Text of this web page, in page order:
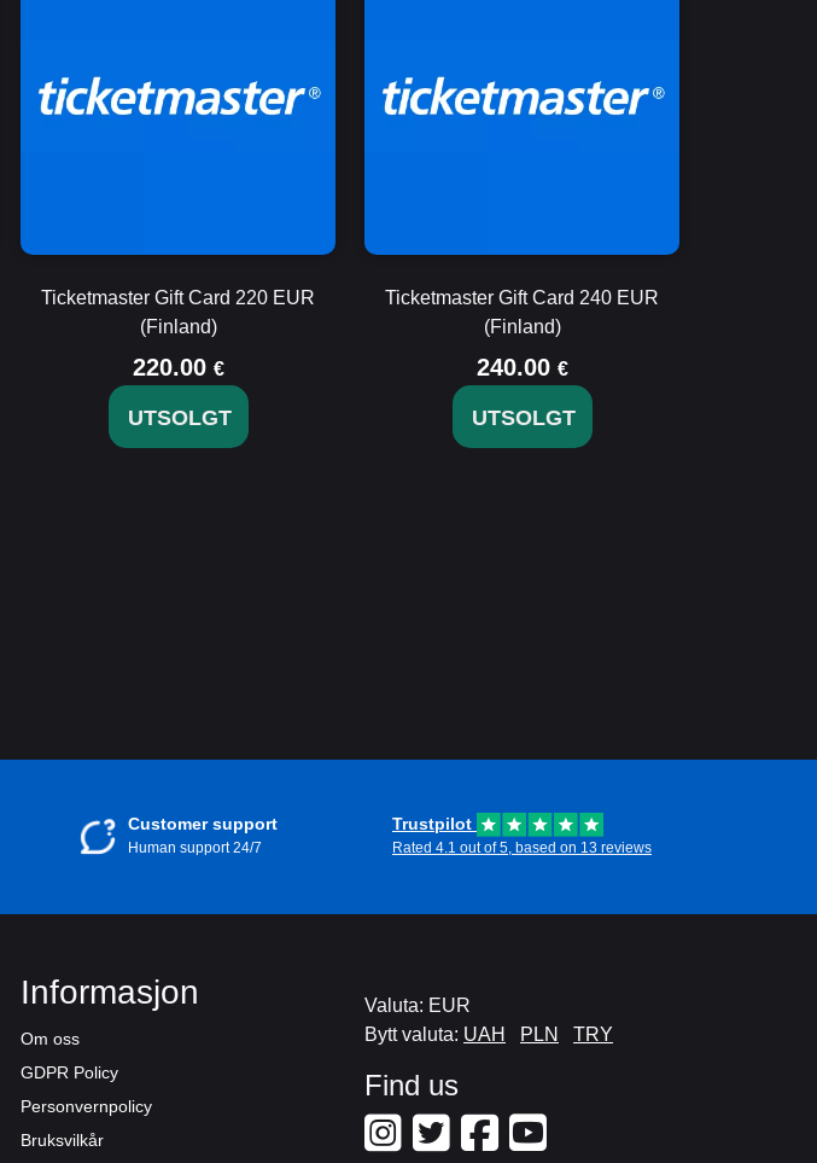
Ticketmaster Gift Card 220 EUR
(Finland)
220.00 €
UTSOLGT
Ticketmaster Gift Card 240 EUR
(Finland)
240.00 €
UTSOLGT
Customer support
Human support 24/7
Trustpilot
Rated 4.1 out of 5, based on 13 reviews
Informasjon
Om oss
GDPR Policy
Personvernpolicy
Bruksvilkår
Valuta: EUR
Bytt valuta: UAH PLN TRY
Find us